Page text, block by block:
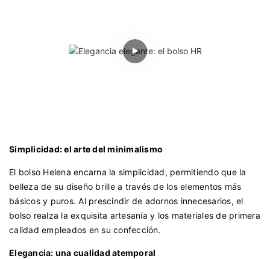
Simplicidad: el arte del minimalismo
El bolso Helena encarna la simplicidad, permitiendo que la
belleza de su diseño brille a través de los elementos más
básicos y puros. Al prescindir de adornos innecesarios, el
bolso realza la exquisita artesanía y los materiales de primera
calidad empleados en su confección.
Elegancia: una cualidad atemporal